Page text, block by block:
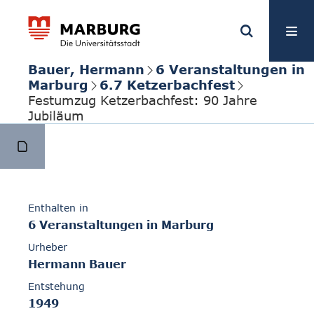
Bauer, Hermann
6 Veranstaltungen in
Marburg
6.7 Ketzerbachfest
Festumzug Ketzerbachfest: 90 Jahre
Jubiläum
Enthalten in
6 Veranstaltungen in Marburg
Urheber
Hermann Bauer
Entstehung
1949